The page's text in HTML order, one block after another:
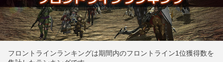
フロントラインランキングは期間内のフロントライン1位獲得数を